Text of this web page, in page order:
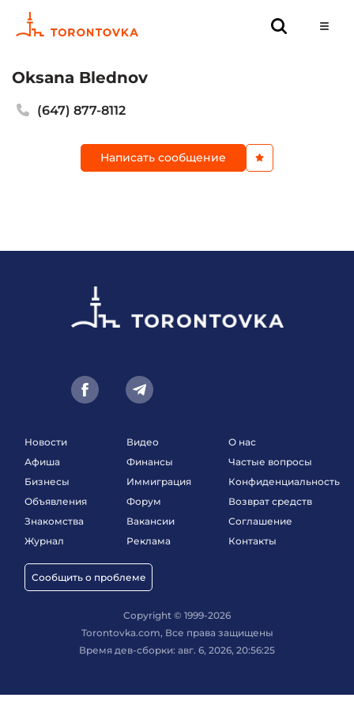
Oksana Blednov
(647) 877-8112
Написать сообщение
Новости
Афиша
Бизнесы
Объявления
Знакомства
Журнал
Сообщить о проблеме
Видео
Финансы
Иммиграция
Форум
Вакансии
Реклама
О нас
Частые вопросы
Конфиденциальность
Возврат средств
Соглашение
Контакты
Copyright © 1999-2026
Torontovka.com, Все права защищены
Время дев-сборки: авг. 6, 2026, 20:56:25